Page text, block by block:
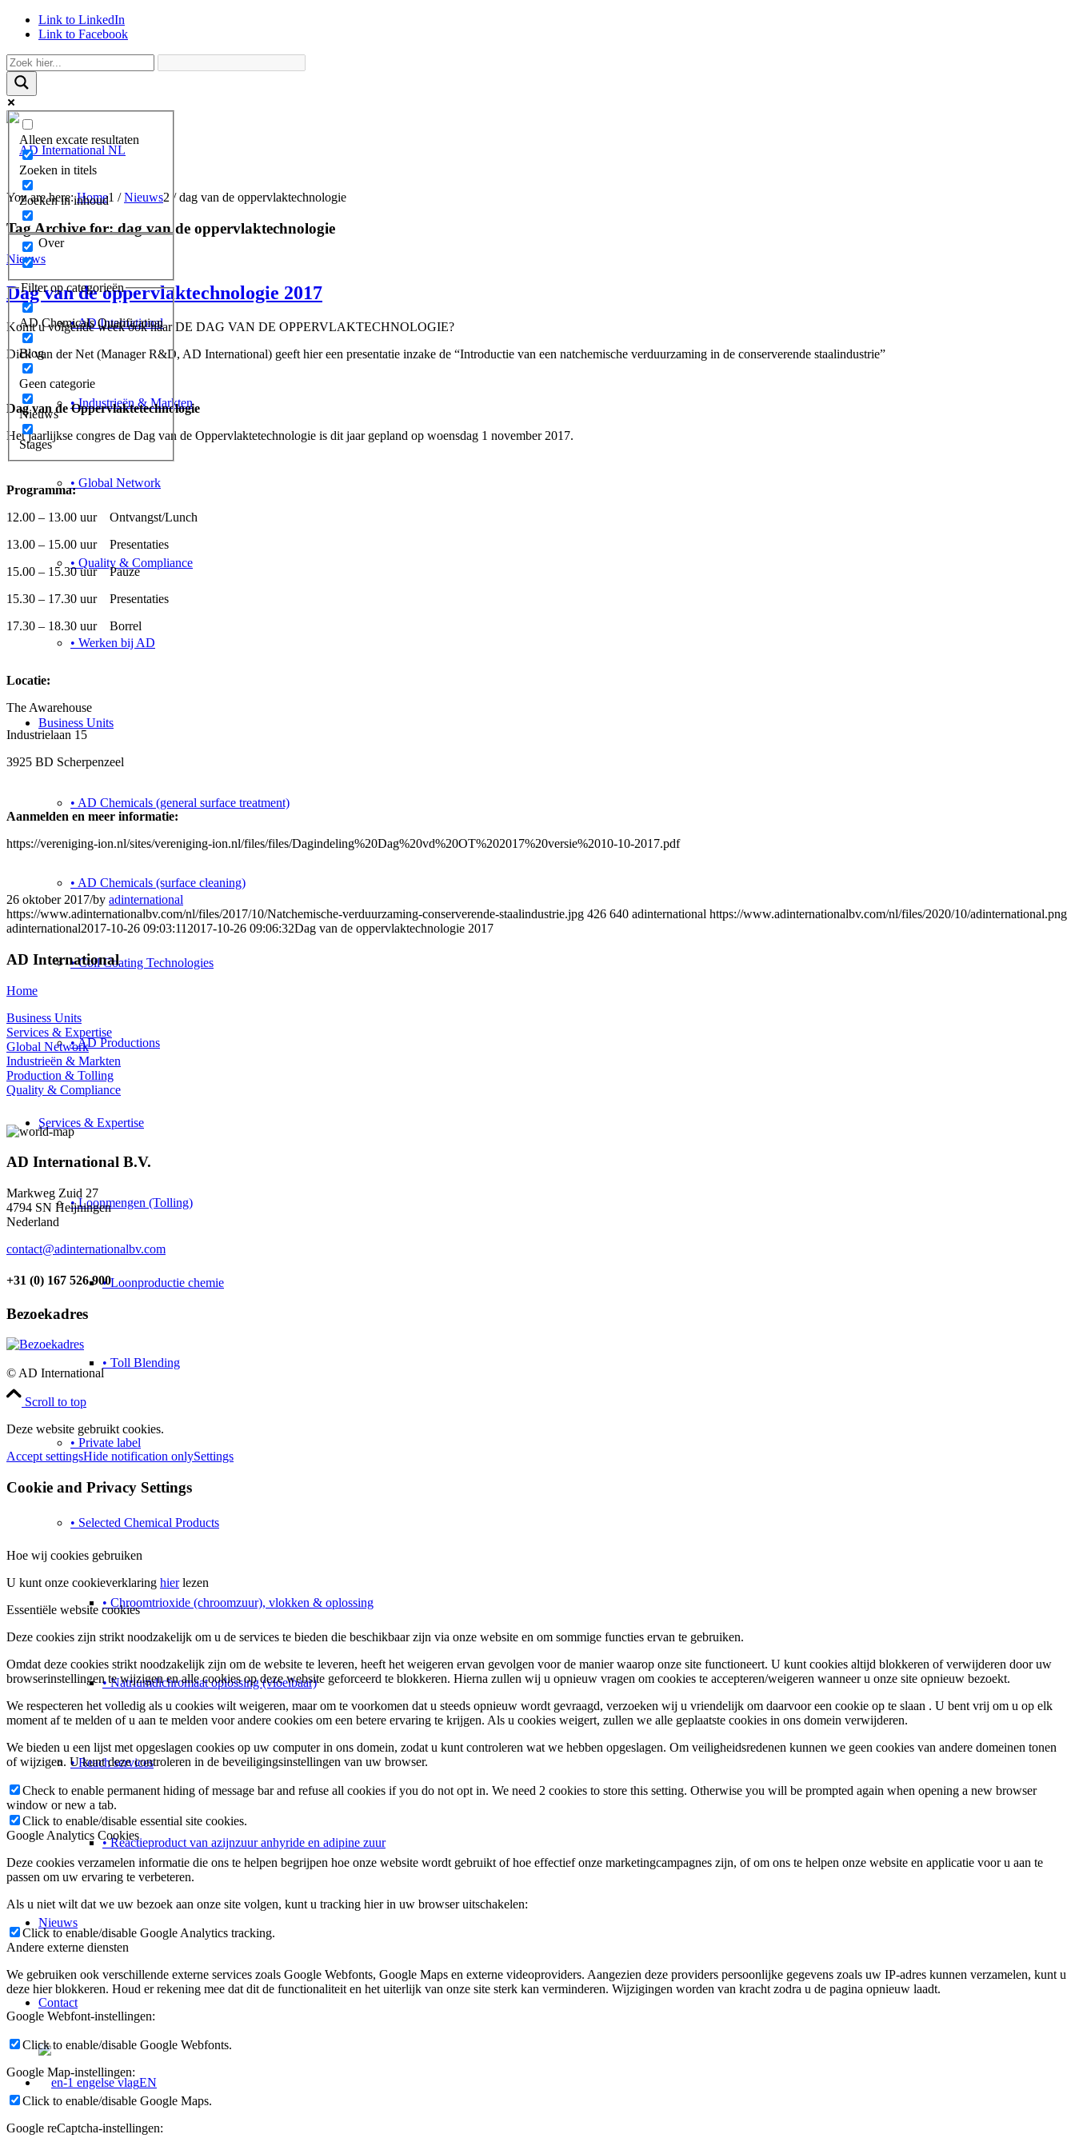
Link to LinkedIn
Link to Facebook
Alleen excate resultaten
Zoeken in titels
Zoeken in inhoud
Filter op categorieën
AD Chemicals Qualification
Blog
Geen categorie
Nieuws
Stages
Over
• AD International
• Industrieën & Markten
• Global Network
• Quality & Compliance
• Werken bij AD
Business Units
• AD Chemicals (general surface treatment)
• AD Chemicals (surface cleaning)
• Coil Coating Technologies
• AD Productions
Services & Expertise
• Loonmengen (Tolling)
• Loonproductie chemie
• Toll Blending
• Private label
• Selected Chemical Products
• Chroomtrioxide (chroomzuur), vlokken & oplossing
• Natriumdichromaat oplossing (vloeibaar)
• Reach services
• Reactieproduct van azijnzuur anhyride en adipine zuur
Nieuws
Contact
EN
You are here: Home1 / Nieuws2 / dag van de oppervlaktechnologie
Tag Archive for:dag van de oppervlaktechnologie
Nieuws
Dag van de oppervlaktechnologie 2017
Komt u volgende week ook naar DE DAG VAN DE OPPERVLAKTECHNOLOGIE?
Dick van der Net (Manager R&D, AD International) geeft hier een presentatie inzake de “Introductie van een natchemische verduurzaming in de conserverende staalindustrie”
Dag van de Oppervlaktetechnologie
Het jaarlijkse congres de Dag van de Oppervlaktetechnologie is dit jaar gepland op woensdag 1 november 2017.
Programma:
12.00 – 13.00 uur Ontvangst/Lunch
13.00 – 15.00 uur Presentaties
15.00 – 15.30 uur Pauze
15.30 – 17.30 uur Presentaties
17.30 – 18.30 uur Borrel
Locatie:
The Awarehouse
Industrielaan 15
3925 BD Scherpenzeel
Aanmelden en meer informatie:
https://vereniging-ion.nl/sites/vereniging-ion.nl/files/files/Dagindeling%20Dag%20vd%20OT%202017%20versie%2010-10-2017.pdf
26 oktober 2017/by adinternational
https://www.adinternationalbv.com/nl/files/2017/10/Natchemische-verduurzaming-conserverende-staalindustrie.jpg 426 640 adinternational https://www.adinternationalbv.com/nl/files/2020/10/adinternational.png
adinternational2017-10-26 09:03:11 2017-10-26 09:06:32Dag van de oppervlaktechnologie 2017
AD International
Home
Business Units
Services & Expertise
Global Network
Industrieën & Markten
Production & Tolling
Quality & Compliance
AD International B.V.
Markweg Zuid 27
4794 SN Heijningen
Nederland
contact@adinternationalbv.com
+31 (0) 167 526 900
Bezoekadres
© AD International
Scroll to top
Deze website gebruikt cookies.
Accept settingsHide notification onlySettings
Cookie and Privacy Settings
Hoe wij cookies gebruiken
U kunt onze cookieverklaring hierlezen
Essentiële website cookies
Deze cookies zijn strikt noodzakelijk om u de services te bieden die beschikbaar zijn via onze website en om sommige functies ervan te gebruiken.
Omdat deze cookies strikt noodzakelijk zijn om de website te leveren, heeft het weigeren ervan gevolgen voor de manier waarop onze site functioneert. U kunt cookies altijd blokkeren of verwijderen door uw
browserinstellingen te wijzigen en alle cookies op deze website geforceerd te blokkeren. Hierna zullen wij u opnieuw vragen om cookies te accepteren/weigeren wanneer u onze site opnieuw bezoekt.
We respecteren het volledig als u cookies wilt weigeren, maar om te voorkomen dat u steeds opnieuw wordt gevraagd, verzoeken wij u vriendelijk om daarvoor een cookie op te slaan . U bent vrij om u op elk
moment af te melden of u aan te melden voor andere cookies om een ​​betere ervaring te krijgen. Als u cookies weigert, zullen we alle geplaatste cookies in ons domein verwijderen.
We bieden u een lijst met opgeslagen cookies op uw computer in ons domein, zodat u kunt controleren wat we hebben opgeslagen. Om veiligheidsredenen kunnen we geen cookies van andere domeinen tonen
of wijzigen. U kunt deze controleren in de beveiligingsinstellingen van uw browser.
Check to enable permanent hiding of message bar and refuse all cookies if you do not opt in. We need 2 cookies to store this setting. Otherwise you will be prompted again when opening a new browser
window or new a tab.
Click to enable/disable essential site cookies.
Google Analytics Cookies
Deze cookies verzamelen informatie die ons te helpen begrijpen hoe onze website wordt gebruikt of hoe effectief onze marketingcampagnes zijn, of om ons te helpen onze website en applicatie voor u aan te
passen om uw ervaring te verbeteren.
Als u niet wilt dat we uw bezoek aan onze site volgen, kunt u tracking hier in uw browser uitschakelen:
Click to enable/disable Google Analytics tracking.
Andere externe diensten
We gebruiken ook verschillende externe services zoals Google Webfonts, Google Maps en externe videoproviders. Aangezien deze providers persoonlijke gegevens zoals uw IP-adres kunnen verzamelen, kunt u
deze hier blokkeren. Houd er rekening mee dat dit de functionaliteit en het uiterlijk van onze site sterk kan verminderen. Wijzigingen worden van kracht zodra u de pagina opnieuw laadt.
Google Webfont-instellingen:
Click to enable/disable Google Webfonts.
Google Map-instellingen:
Click to enable/disable Google Maps.
Google reCaptcha-instellingen: